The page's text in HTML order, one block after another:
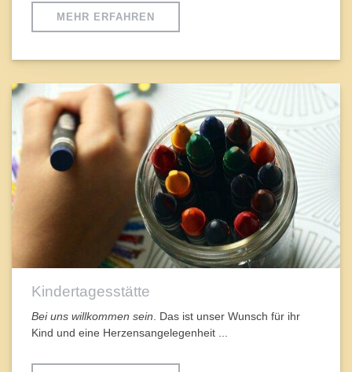
MEHR ERFAHREN
Kindertagesstätte
Bei uns willkommen sein . Das ist unser Wunsch für ihr
Kind und eine Herzensangelegenheit ...